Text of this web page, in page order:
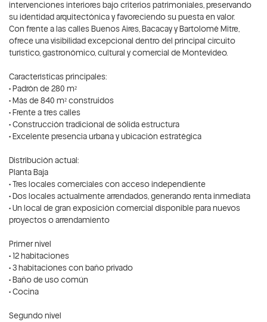
intervenciones interiores bajo criterios patrimoniales, preservando
su identidad arquitectónica y favoreciendo su puesta en valor.
Con frente a las calles Buenos Aires, Bacacay y Bartolomé Mitre,
ofrece una visibilidad excepcional dentro del principal circuito
turístico, gastronómico, cultural y comercial de Montevideo.
Características principales:
• Padrón de 280 m²
• Más de 840 m² construidos
• Frente a tres calles
• Construcción tradicional de sólida estructura
• Excelente presencia urbana y ubicación estratégica
Distribución actual:
Planta Baja
• Tres locales comerciales con acceso independiente
• Dos locales actualmente arrendados, generando renta inmediata
• Un local de gran exposición comercial disponible para nuevos
proyectos o arrendamiento
Primer nivel
• 12 habitaciones
• 3 habitaciones con baño privado
• Baño de uso común
• Cocina
Segundo nivel